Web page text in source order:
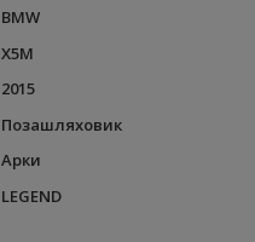
BMW
X5M
2015
Позашляховик
Арки
LEGEND